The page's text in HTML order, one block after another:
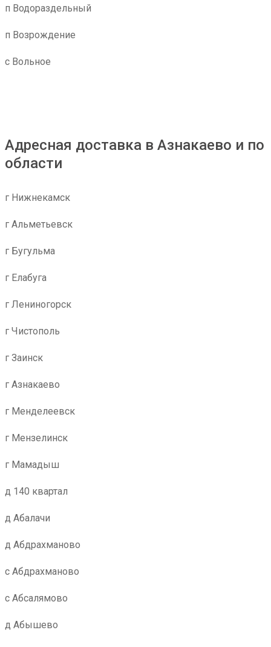
п Водораздельный
п Возрождение
с Вольное
Адресная доставка в Азнакаево и по
области
г Нижнекамск
г Альметьевск
г Бугульма
г Елабуга
г Лениногорск
г Чистополь
г Заинск
г Азнакаево
г Менделеевск
г Мензелинск
г Мамадыш
д 140 квартал
д Абалачи
д Абдрахманово
с Абдрахманово
с Абсалямово
д Абышево